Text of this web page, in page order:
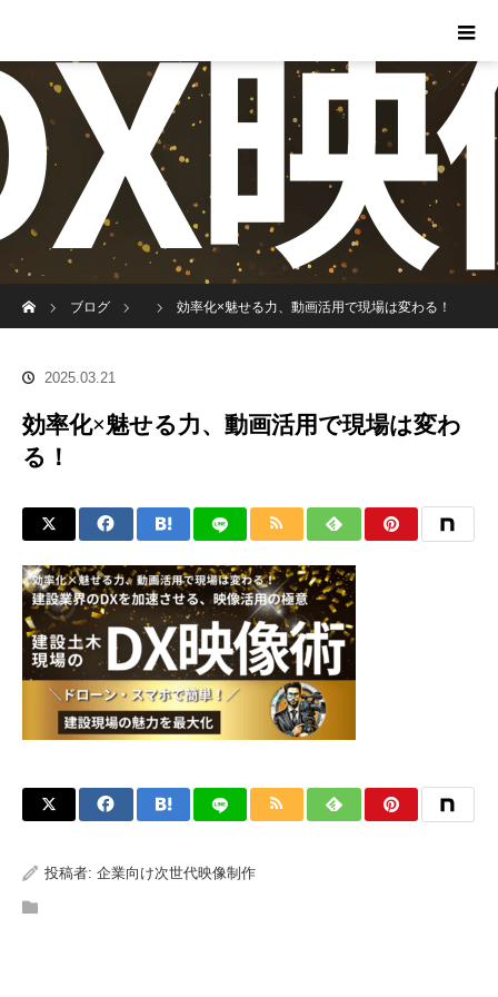
ブログ
効率化×魅せる力、動画活用で現場は変わる！
2025.03.21
効率化×魅せる力、動画活用で現場は変わ
る！
投稿者: 企業向け次世代映像制作